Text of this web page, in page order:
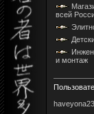
всей
и монтаж
haveyona23